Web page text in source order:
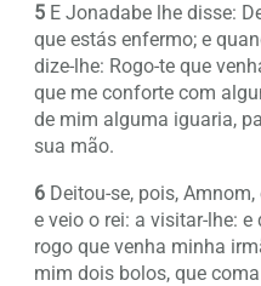
5 E Jonadabe lhe disse:
que estás enfermo; e
dize-lhe: Rogo-te que
que me conforte com
de mim alguma iguaria,
sua mão.
6 Deitou-se, pois,
e veio o rei: a visitar-lhe:
rogo que venha minha
mim dois bolos, que